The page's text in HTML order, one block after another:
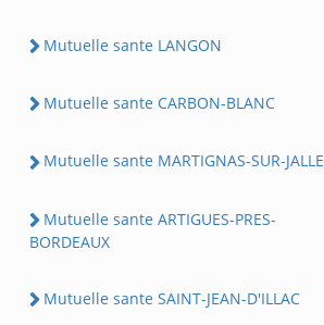
Mutuelle sante LANGON
Mutuelle sante CARBON-BLANC
Mutuelle sante MARTIGNAS-SUR-JALLE
Mutuelle sante ARTIGUES-PRES-
BORDEAUX
Mutuelle sante SAINT-JEAN-D'ILLAC